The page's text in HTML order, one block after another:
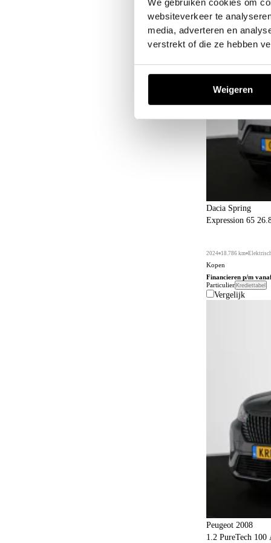
We gebruiken cookies om
websiteverkeer te
media, adverteren en
verstrekt of die ze hebben
Weigeren
Dacia Spring
Expression 65
2024 18.786 km Elektrisch
Kopen
Financieren p/m
ParticulierKrediettabel
Vergelijk
Peugeot 2008
1.2 PureTech 100